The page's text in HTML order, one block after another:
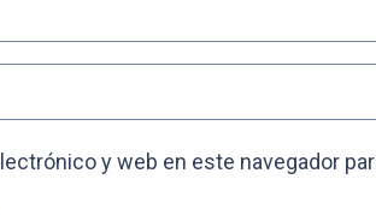
y web en este navegador